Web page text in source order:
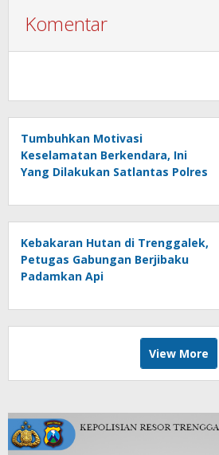
Komentar
Tumbuhkan Motivasi
Keselamatan Berkendara, Ini
Yang Dilakukan Satlantas Polres
Kebakaran Hutan di Trenggalek,
Petugas Gabungan Berjibaku
Padamkan Api
View More